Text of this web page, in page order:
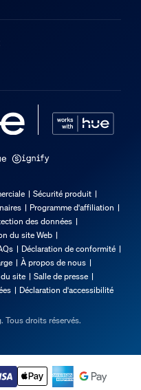
Sécurité produit
Programme d'affiliation
des données
du site Web
Déclaration de conformité
À propos de nous
site
Salle de presse
Déclaration d'accessibilité
droits réservés.